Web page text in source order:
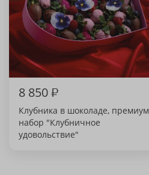
8 850₽
Клубника в шоколаде, премиум
набор "Клубничное
удовольствие"